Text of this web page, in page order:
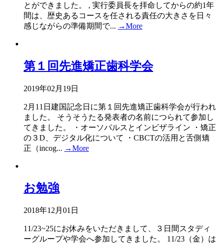
とができました。 , 実行委員長を拝命してからの約1年
間は、歴史あるコースを任される責任の大きさを日々
感じながらの準備期間で... →More
第１回先進矯正歯科学会
2019年02月19日
2月11日建国記念日に第１回先進矯正歯科学会が行われ
ました。 そうそうたる発表者の名前につられて参加し
てきました。 ・オーソパルスとインビザライン ・矯正
の３D、デジタル化について ・CBCTの活用と舌側矯
正（incog... →More
お勉強
2018年12月01日
11/23~25にお休みをいただきまして、３日間スタディ
ーグループや学会へ参加してきました。 11/23（金）は